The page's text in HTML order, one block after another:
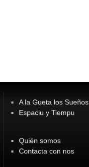
A la Gueta los Sueños
Espaciu y Tiempu
Quién somos
Contacta con nos